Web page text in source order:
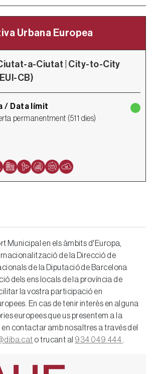
Urbana Europea
a-Ciutat | City-to-City
CB)
/ Data límit
permanentment (511 dies)
Municipal en els àmbits d'Europa,
de la Direcció de
de la Diputació de Barcelona
dels ens locals de la província de
la vostra participació en
En cas de tenir interès en alguna
europees que us presentem a la
en contactar amb nosaltres a través del
o trucant al 934 049 444